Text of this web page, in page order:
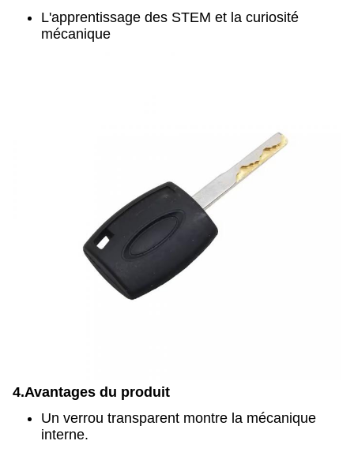
L'apprentissage des STEM et la curiosité
mécanique
4.Avantages du produit
Un verrou transparent montre la mécanique
interne.